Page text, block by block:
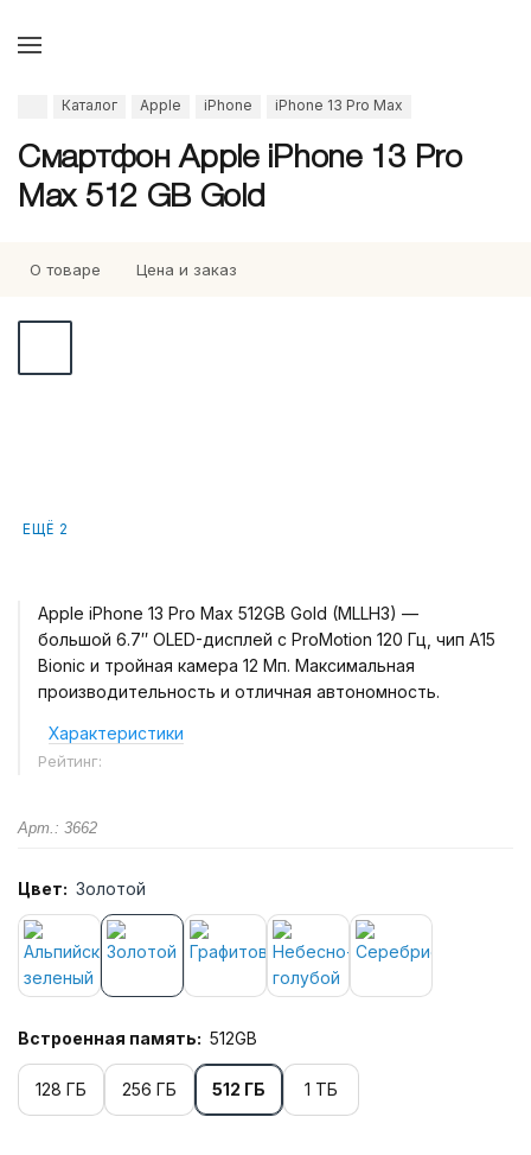
Каталог Apple iPhone iPhone 13 Pro Max
Смартфон Apple iPhone 13 Pro
Max 512 GB Gold
О товаре Цена и заказ
ЕЩЁ 2
Apple iPhone 13 Pro Max 512GB Gold (MLLH3) —
большой 6.7″ OLED-дисплей с ProMotion 120 Гц, чип A15
Bionic и тройная камера 12 Мп. Максимальная
производительность и отличная автономность.
Характеристики
Рейтинг:
Арт.: 3662
Цвет: Золотой
Встроенная память: 512GB
128 ГБ 256 ГБ 512 ГБ 1 ТБ